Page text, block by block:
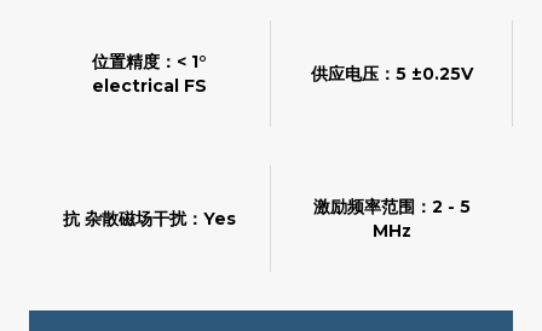
位置精度：< 1°
electrical FS
供应电压：5 ±0.25V
抗 杂散磁场干扰：Yes
激励频率范围：2 - 5
MHz